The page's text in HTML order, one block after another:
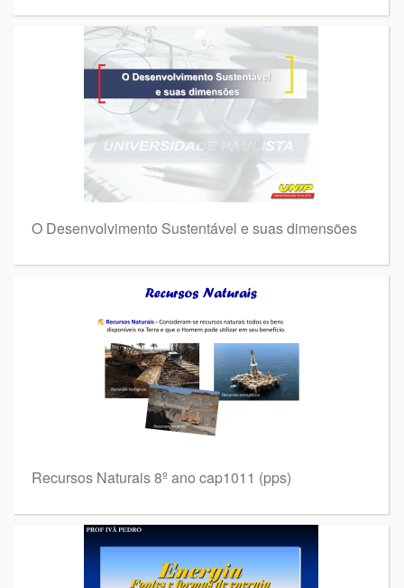
O Desenvolvimento Sustentável e suas dimensões
Recursos Naturais 8º ano cap1011 (pps)